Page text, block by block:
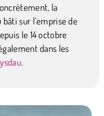
la
sur l’emprise de
le 14 octobre
dans les
.